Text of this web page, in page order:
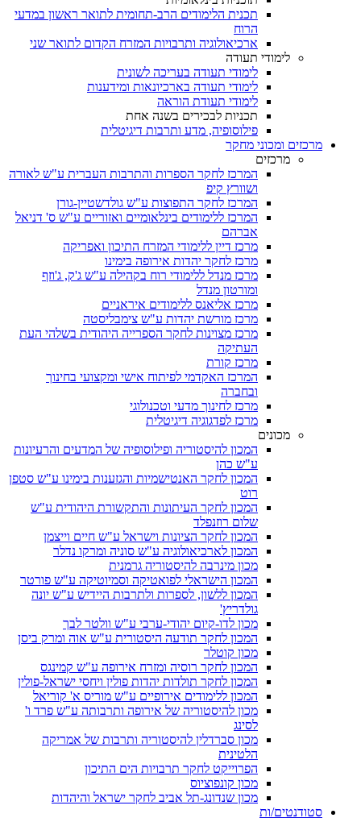
תכנית הלימודים הרב-תחומית לתואר ראשון במדעי
הרוח
ארכיאולוגיה ותרבויות המזרח הקדום לתואר שני
לימודי תעודה
לימודי תעודה בעריכה לשונית
לימודי תעודה בארכיונאות ומידענות
לימודי תעודת הוראה
תכניות לבכירים בשנה אחת
פילוסופיה, מדע ותרבות דיגיטלית
מרכזים ומכוני מחקר
מרכזים
המרכז לחקר הספרות והתרבות העברית ע"ש לאורה
ושוורץ קיפ
המרכז לחקר התפוצות ע"ש גולדשטיין-גורן
המרכז ללימודים בינלאומיים ואזוריים ע"ש ס' דניאל
אברהם
מרכז דיין ללימודי המזרח התיכון ואפריקה
מרכז לחקר יהדות אירופה בימינו
מרכז מנדל ללימודי רוח בקהילה ע"ש ג'ק, ג'וזף
ומורטון מנדל
מרכז אליאנס ללימודים איראניים
מרכז מורשת יהדות ע"ש צימבליסטה
מרכז מצוינות לחקר הספרייה היהודית בשלהי העת
העתיקה
מרכז קורת
המרכז האקדמי לפיתוח אישי ומקצועי בחינוך
ובחברה
מרכז לחינוך מדעי וטכנולוגי
מרכז לפדגוגיה דיגיטלית
מכונים
המכון להיסטוריה ופילוסופיה של המדעים והרעיונות
ע"ש כהן
המכון לחקר האנטישמיות והגזענות בימינו ע"ש סטפן
רוט
המכון לחקר העיתונות והתקשורת היהודית ע"ש
שלום רוזנפלד
המכון לחקר הציונות וישראל ע"ש חיים וייצמן
המכון לארכיאולוגיה ע"ש סוניה ומרקו נדלר
מכון מינרבה להיסטוריה גרמנית
המכון הישראלי לפואטיקה וסמיוטיקה ע"ש פורטר
המכון ללשון, לספרות ולתרבות היידיש ע"ש יונה
גולדריץ'
מכון לדו-קיום יהודי-ערבי ע"ש וולטר לבך
המכון לחקר תודעה היסטורית ע"ש אוה ומרק ביסן
מכון קוטלר
המכון לחקר רוסיה ומזרח אירופה ע"ש קמינגס
המכון לחקר תולדות יהדות פולין ויחסי ישראל-פולין
המכון ללימודים אירופיים ע"ש מוריס א' קוריאל
מכון להיסטוריה של אירופה ותרבותה ע"ש פרד ו'
לסינג
מכון סברדלין להיסטוריה ותרבות של אמריקה
הלטינית
הפרוייקט לחקר תרבויות הים התיכון
מכון קונפוציוס
מכון שנדונג-תל אביב לחקר ישראל והיהדות
סטודנטים/ות